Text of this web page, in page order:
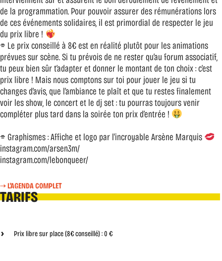
de la programmation. Pour pouvoir assurer des rémunérations lors
de ces événements solidaires, il est primordial de respecter le jeu
du prix libre !
⌯ Le prix conseillé à 8€ est en réalité plutôt pour les animations
prévues sur scène. Si tu prévois de ne rester qu’au forum associatif,
tu peux bien sûr t’adapter et donner le montant de ton choix : c’est
prix libre ! Mais nous comptons sur toi pour jouer le jeu si tu
changes d’avis, que l’ambiance te plaît et que tu restes finalement
voir les show, le concert et le dj set : tu pourras toujours venir
compléter plus tard dans la soirée ton prix d’entrée !
⌯ Graphismes : Affiche et logo par l'incroyable Arsène Marquis
instagram.com/arsen3m/
instagram.com/lebonqueer/
L'AGENDA COMPLET
TARIFS
Prix libre sur place (8€ conseillé) :0 €